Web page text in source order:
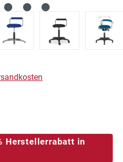
von 5 von 5 Sternen
Herstellerrabatt in